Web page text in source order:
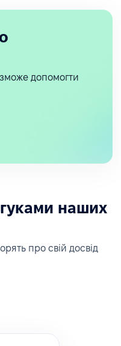
допомогти
наших
про свій досвід